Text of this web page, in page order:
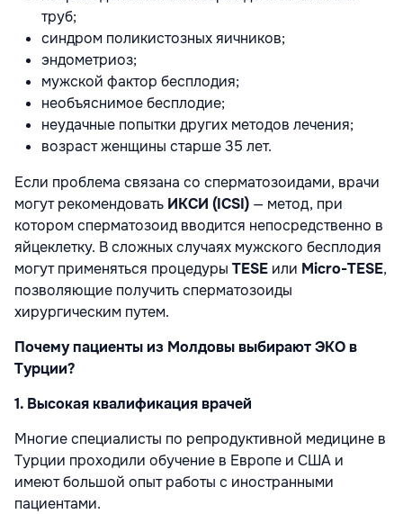
труб;
синдром поликистозных яичников;
эндометриоз;
мужской фактор бесплодия;
необъяснимое бесплодие;
неудачные попытки других методов лечения;
возраст женщины старше 35 лет.
Если проблема связана со сперматозоидами, врачи
могут рекомендовать ИКСИ (ICSI) — метод, при
котором сперматозоид вводится непосредственно в
яйцеклетку. В сложных случаях мужского бесплодия
могут применяться процедуры TESE или Micro-TESE,
позволяющие получить сперматозоиды
хирургическим путем.
Почему пациенты из Молдовы выбирают ЭКО в
Турции?
1. Высокая квалификация врачей
Многие специалисты по репродуктивной медицине в
Турции проходили обучение в Европе и США и
имеют большой опыт работы с иностранными
пациентами.